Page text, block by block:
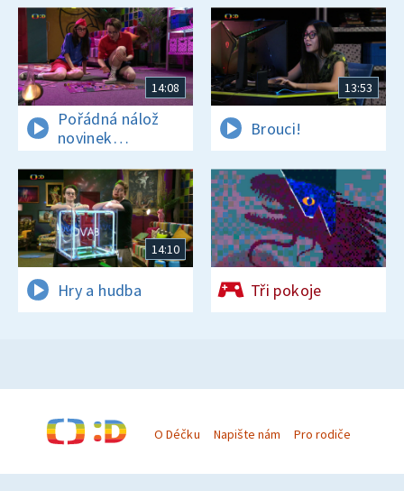
14:08
Pořádná nálož
novinek
a zajímavostí
13:53
Brouci!
14:10
Hry a hudba Tři pokoje
O Déčku Napište nám Pro rodiče